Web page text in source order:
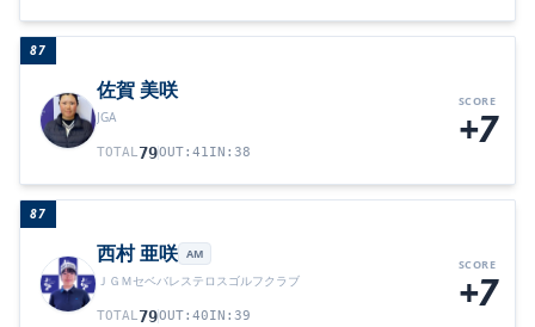
87
佐賀 美咲
JGA
TOTAL79OUT: 41IN : 38
SCORE
+7
87
西村 亜咲 AM
ＪＧＭセベバレステロスゴルフクラブ
TOTAL79OUT: 40IN : 39
SCORE
+7